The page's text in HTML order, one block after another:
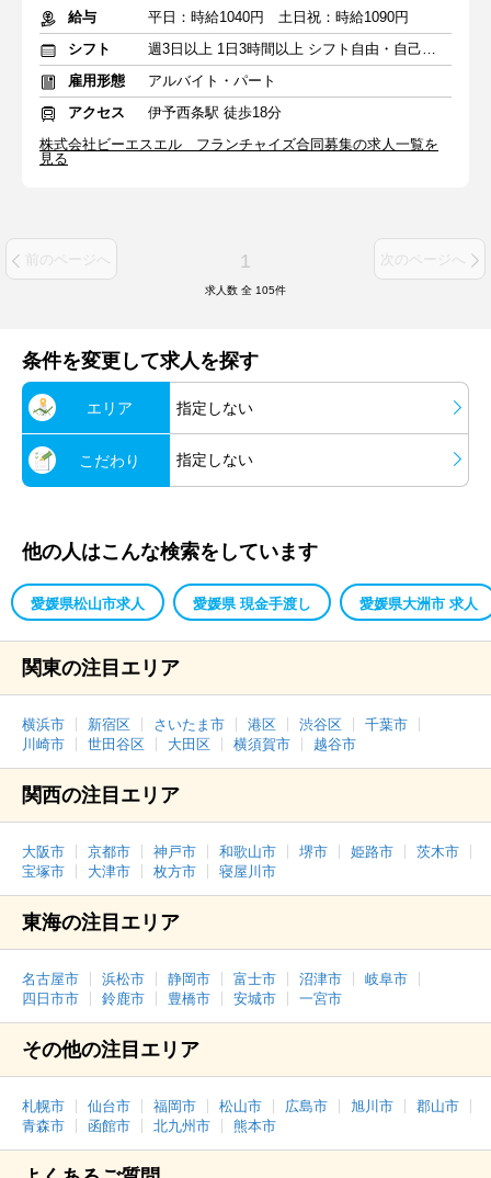
給与
平日：時給1040円 土日祝：時給1090円
シフト
週3日以上 1日3時間以上 シフト自由・自己申告
雇用形態
アルバイト・パート
アクセス
伊予西条駅 徒歩18分
株式会社ビーエスエル フランチャイズ合同募集の求人一覧を
見る
前のページへ 1 次のページへ
求人数 全 105件
条件を変更して求人を探す
エリア 指定しない
こだわり 指定しない
他の人はこんな検索をしています
愛媛県松山市求人 愛媛県 現金手渡し 愛媛県大洲市 求人
関東の注目エリア
横浜市 新宿区 さいたま市 港区 渋谷区
千葉市
川崎市
世田谷区 大田区 横須賀市 越谷市
関西の注目エリア
大阪市 京都市 神戸市 和歌山市 堺市 姫路市
茨木市
宝塚市
大津市 枚方市 寝屋川市
東海の注目エリア
名古屋市 浜松市 静岡市 富士市 沼津市
岐阜市
四日市市
鈴鹿市 豊橋市 安城市 一宮市
その他の注目エリア
札幌市 仙台市 福岡市 松山市 広島市 旭川市
郡山市
青森市
函館市 北九州市 熊本市